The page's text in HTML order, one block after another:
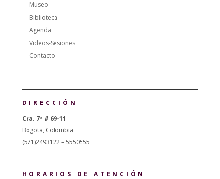
Museo
Biblioteca
Agenda
Videos-Sesiones
Contacto
DIRECCIÓN
Cra. 7ª # 69-11
Bogotá, Colombia
(571)2493122 – 5550555
HORARIOS DE ATENCIÓN